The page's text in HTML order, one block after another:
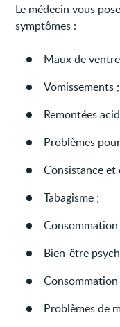
Le médecin vous
symptômes :
Maux de
Vomissements ;
Remontées
Problèmes
Consistance et
Tabagisme ;
Bien-être
Problèmes de